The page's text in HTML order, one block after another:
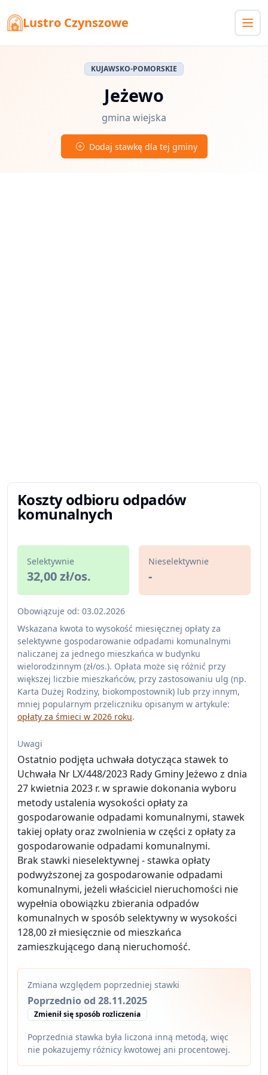
Lustro Czynszowe
KUJAWSKO-POMORSKIE
Jeżewo
gmina wiejska
Dodaj stawkę dla tej gminy
Koszty odbioru odpadów
komunalnych
Selektywnie
32,00 zł/os.
Nieselektywnie
-
Obowiązuje od: 03.02.2026
Wskazana kwota to wysokość miesięcznej opłaty za
selektywne gospodarowanie odpadami komunalnymi
naliczanej za jednego mieszkańca w budynku
wielorodzinnym (zł/os.). Opłata może się różnić przy
większej liczbie mieszkańców, przy zastosowaniu ulg (np.
Karta Dużej Rodziny, biokompostownik) lub przy innym,
mniej popularnym przeliczniku opisanym w artykule:
opłaty za śmieci w 2026 roku.
Uwagi
Ostatnio podjęta uchwała dotycząca stawek to
Uchwała Nr LX/448/2023 Rady Gminy Jeżewo z dnia
27 kwietnia 2023 r. w sprawie dokonania wyboru
metody ustalenia wysokości opłaty za
gospodarowanie odpadami komunalnymi, stawek
takiej opłaty oraz zwolnienia w części z opłaty za
gospodarowanie odpadami komunalnymi.
Brak stawki nieselektywnej - stawka opłaty
podwyższonej za gospodarowanie odpadami
komunalnymi, jeżeli właściciel nieruchomości nie
wypełnia obowiązku zbierania odpadów
komunalnych w sposób selektywny w wysokości
128,00 zł miesięcznie od mieszkańca
zamieszkującego daną nieruchomość.
Zmiana względem poprzedniej stawki
Poprzednio od 28.11.2025
Zmienił się sposób rozliczenia
Poprzednia stawka była liczona inną metodą, więc
nie pokazujemy różnicy kwotowej ani procentowej.